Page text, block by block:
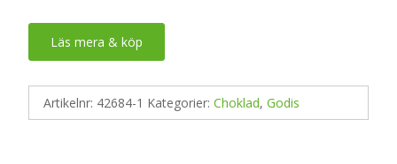
Läs mera & köp
Artikelnr: 42684-1 Kategorier: Choklad, Godis